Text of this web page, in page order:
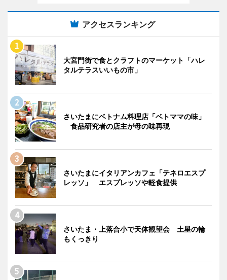
アクセスランキング
大宮門街で食とクラフトのマーケット「ハレ
タルテラスいいもの市」
さいたまにベトナム料理店「ベトママの味」
食品研究者の店主が母の味再現
さいたまにイタリアンカフェ「テネロエスプ
レッソ」 エスプレッソや軽食提供
さいたま・上落合小で天体観望会 土星の輪
もくっきり